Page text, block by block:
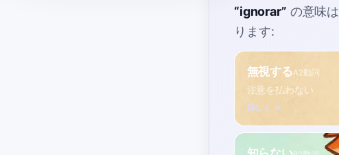
“ignorar” の意味は
ります:
無視するA2動詞
注意を払わない
詳しく →